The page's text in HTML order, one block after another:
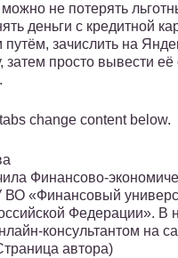
не потерять
деньги с кредитной
зачислить на
просто вывести её
change content below.
Финансово-
«Финансовый
Федерации». В
консультантом на
автора)